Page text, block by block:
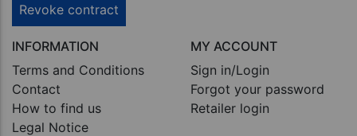
Revoke contract
INFORMATION
Terms and Conditions
Contact
How to find us
Legal Notice
MY ACCOUNT
Sign in/Login
Forgot your password
Retailer login